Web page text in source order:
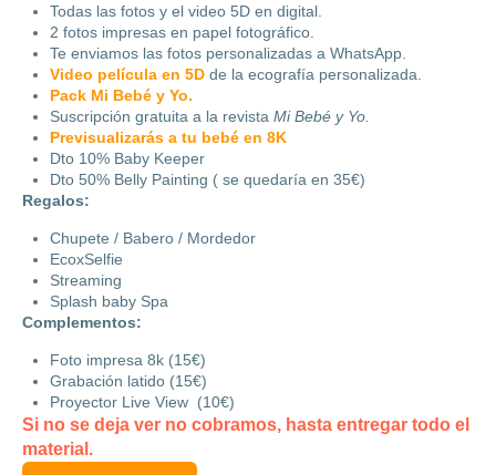
Todas las fotos y el video 5D en digital.
2 fotos impresas en papel fotográfico.
Te enviamos las fotos personalizadas a WhatsApp.
Video película en 5D de la ecografía personalizada.
Pack Mi Bebé y Yo.
Suscripción gratuita a la revistaMi Bebé y Yo.
Previsualizarás a tu bebé en 8K
Dto 10% Baby Keeper
Dto 50% Belly Painting ( se quedaría en 35€)
Regalos:
Chupete / Babero / Mordedor
EcoxSelfie
Streaming
Splash baby Spa
Complementos:
Foto impresa 8k (15€)
Grabación latido (15€)
Proyector Live View (10€)
Si no se deja ver no cobramos, hasta entregar todo el
material.